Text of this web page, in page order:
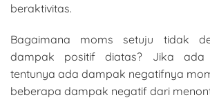
beraktivitas.
Bagaimana moms setuju tidak
dampak positif diatas? Jika ada
tentunya ada dampak negatifnya
beberapa dampak negatif dari